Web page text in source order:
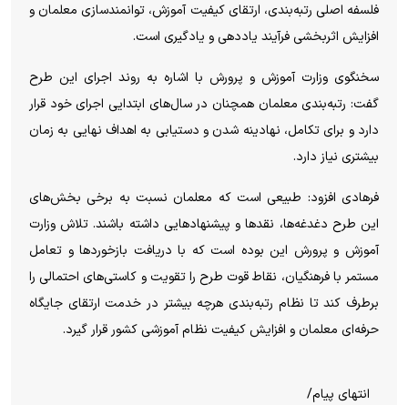
فلسفه اصلی رتبه‌بندی، ارتقای کیفیت آموزش، توانمندسازی معلمان و
افزایش اثربخشی فرآیند یاددهی و یادگیری است.
سخنگوی وزارت آموزش و پرورش با اشاره به روند اجرای این طرح
گفت: رتبه‌بندی معلمان همچنان در سال‌های ابتدایی اجرای خود قرار
دارد و برای تکامل، نهادینه شدن و دستیابی به اهداف نهایی به زمان
بیشتری نیاز دارد.
فرهادی افزود: طبیعی است که معلمان نسبت به برخی بخش‌های
این طرح دغدغه‌ها، نقد‌ها و پیشنهاد‌هایی داشته باشند. تلاش وزارت
آموزش و پرورش این بوده است که با دریافت بازخورد‌ها و تعامل
مستمر با فرهنگیان، نقاط قوت طرح را تقویت و کاستی‌های احتمالی را
برطرف کند تا نظام رتبه‌بندی هرچه بیشتر در خدمت ارتقای جایگاه
حرفه‌ای معلمان و افزایش کیفیت نظام آموزشی کشور قرار گیرد.
انتهای پیام/